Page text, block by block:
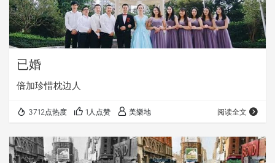
已婚
倍加珍惜枕边人
3712点热度 1人点赞 美樂地 阅读全文